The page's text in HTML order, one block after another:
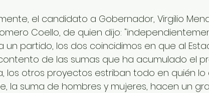
el candidato a Gobernador, Virgilio
Coello, de quien dijo:
un partido, los dos coincidimos en que al
de las sumas que ha acumulado el
los otros proyectos estriban todo en quién
la suma de hombres y mujeres, hacen un